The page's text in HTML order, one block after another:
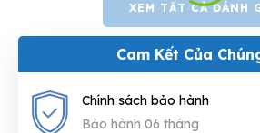
XEM TẤT CẢ ĐÁNH
Cam Kết Của
Chính sách bảo hành
Bảo hành 06 tháng